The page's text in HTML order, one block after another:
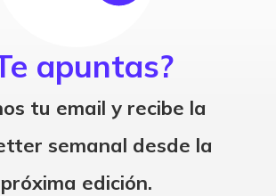
apuntas?
tu email y recibe la
semanal desde la
próxima edición.